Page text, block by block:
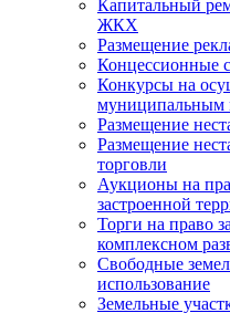
Капитальный
ЖКХ
Размещение
Концессионные
Конкурсы на
муниципальным
Размещение
Размещение
торговли
Аукционы на
застроенной
Торги на право
комплексном
Свободные
использование
Земельные